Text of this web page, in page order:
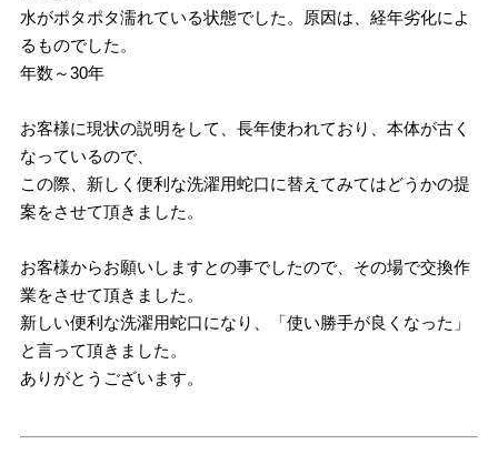
水がポタポタ濡れている状態でした。原因は、経年劣化によ
るものでした。
年数～30年
お客様に現状の説明をして、長年使われており、本体が古く
なっているので、
この際、新しく便利な洗濯用蛇口に替えてみてはどうかの提
案をさせて頂きました。
お客様からお願いしますとの事でしたので、その場で交換作
業をさせて頂きました。
新しい便利な洗濯用蛇口になり、「使い勝手が良くなった」
と言って頂きました。
ありがとうございます。